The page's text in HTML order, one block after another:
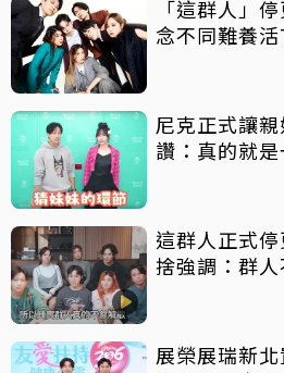
「這群人」
念不同難養活
尼克正式讓
讚：真的就是
這群人正式
捨強調：群
展榮展瑞新北